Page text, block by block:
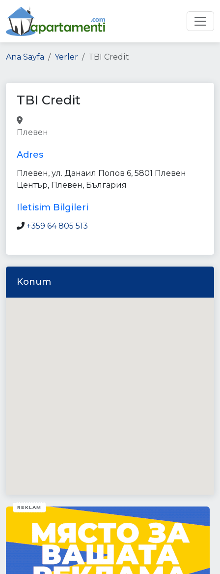
Ana Sayfa Yerler TBI Credit
TBI Credit
Плевен
Adres
Плевен, ул. Данаил Попов 6, 5801 Плевен
Център, Плевен, България
Iletisim Bilgileri
+359 64 805 513
Konum
REKLAM